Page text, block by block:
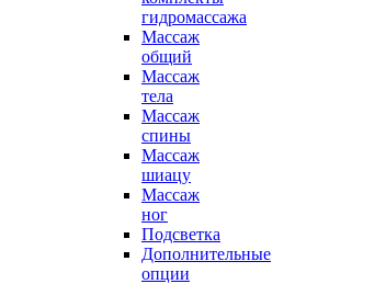
гидромассажа
Массаж
общий
Массаж
тела
Массаж
спины
Массаж
шиацу
Массаж
ног
Подсветка
Дополнительные
опции